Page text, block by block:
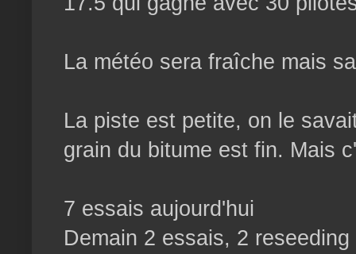
La météo sera fraîche mais
La piste est petite, on le
grain du bitume est fin. Mais
7 essais aujourd'hui
Demain 2 essais, 2